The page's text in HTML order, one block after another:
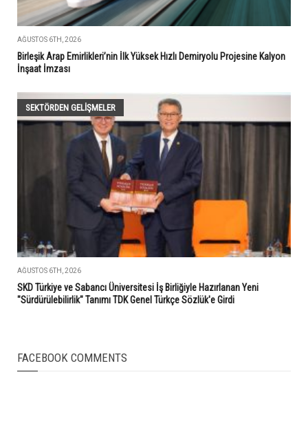
AĞUSTOS 6TH, 2026
Birleşik Arap Emirlikleri’nin İlk Yüksek Hızlı Demiryolu Projesine Kalyon
İnşaat İmzası
SEKTÖRDEN GELIŞMELER
AĞUSTOS 6TH, 2026
SKD Türkiye ve Sabancı Üniversitesi İş Birliğiyle Hazırlanan Yeni
"Sürdürülebilirlik" Tanımı TDK Genel Türkçe Sözlük'e Girdi
FACEBOOK COMMENTS